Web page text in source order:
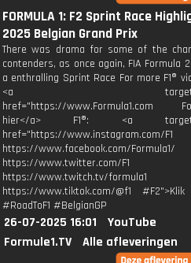
FORMULA 1: F2 Sprint Race
2025 Belgian Grand Prix
There was drama for some of the
contenders, as once again, FIA Formula
a enthralling Sprint Race For more F1®
<a
href="https://www.Formula1.com
hier</a> F1®: <a
href="https://www.instagram.com/F1
https://www.facebook.com/Formula1/
https://www.twitter.com/F1
https://www.twitch.tv/formula1
https://www.tiktok.com/@f1
#RoadToF1 #BelgianGP
26-07-2025 16:01
YouTube
Formule1.TV
Alle afleveringen